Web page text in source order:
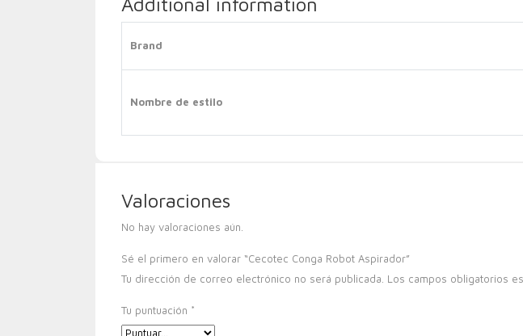
Brand
Nombre de estilo
Valoraciones
No hay valoraciones aún.
Sé el primero en valorar “Cecotec Conga Robot Aspirador”
Tu dirección de correo electrónico no será publicada. Los campos obligatorios
Tu puntuación *